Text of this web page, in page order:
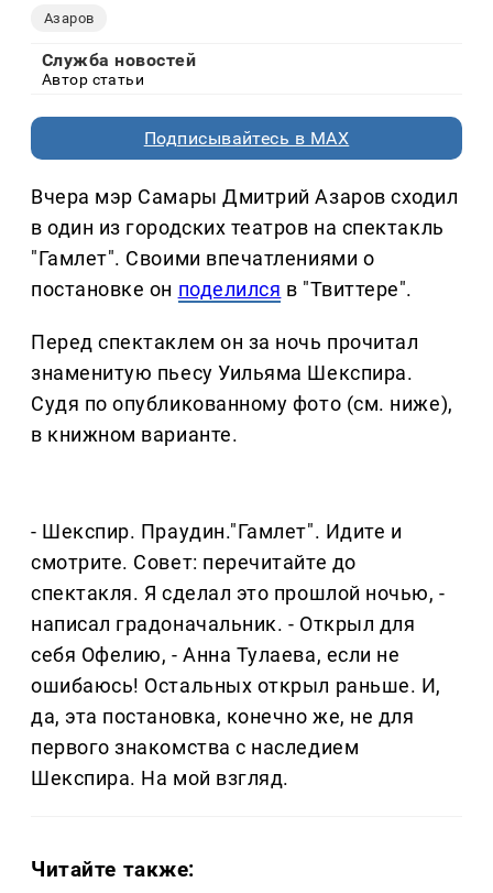
Азаров
Служба новостей
Автор статьи
Подписывайтесь в MAX
Вчера мэр Самары Дмитрий Азаров сходил
в один из городских театров на спектакль
"Гамлет". Своими впечатлениями о
постановке он поделился в "Твиттере".
Перед спектаклем он за ночь прочитал
знаменитую пьесу Уильяма Шекспира.
Судя по опубликованному фото (см. ниже),
в книжном варианте.
- Шекспир. Праудин."Гамлет". Идите и
смотрите. Совет: перечитайте до
спектакля. Я сделал это прошлой ночью, -
написал градоначальник. - Открыл для
себя Офелию, - Анна Тулаева, если не
ошибаюсь! Остальных открыл раньше. И,
да, эта постановка, конечно же, не для
первого знакомства с наследием
Шекспира. На мой взгляд.
Читайте также: